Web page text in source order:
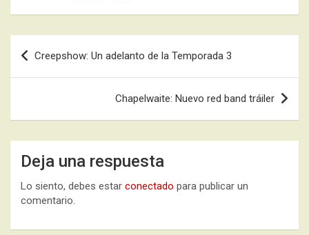
Navegación
de
Creepshow: Un adelanto de la Temporada 3
Chapelwaite: Nuevo red band tráiler
Deja una respuesta
Lo siento, debes estar conectado para publicar un
comentario.